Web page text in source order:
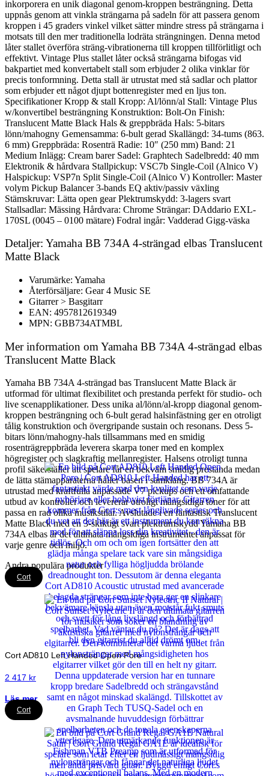
inkorporera en unik diagonal genom-kroppen besträngning. Detta
uppnås genom att vinkla strängarna på sadeln för att passera genom
kroppen i 45 graders vinkel vilket sätter mindre stress på strängarna i
motsats till den mer traditionella lodräta strängningen. Denna metod
låter stallet överföra sträng-vibrationerna till kroppen tillförlitligt och
effektivt. Vintage Plus stallet låter också strängarna bifogas vid
bakpartiet med konvertabelt stall som erbjuder 2 olika vinklar för
precis tonformning. Detta stall är utrustat med stå sadlar och plattor
som erbjuder ett något djupt bottenregister med en ljus ton.
Specifikationer Kropp & stall Kropp: Al/lönn/al Stall: Vintage Plus
w/konvertibel besträngning Konstruktion: Bolt-On Finish:
Translucent Matte Black Hals & greppbräda Hals: 5-bitars
lönn/mahogny Gemensamma: 6-bult gerad Skallängd: 34-tums (863.
6 mm) Greppbräda: Rosenträ Radie: 10″ (250 mm) Band: 21
Medium Inlägg: Cream barer Sadel: Graphtech Sadelbredd: 40 mm
Elektronik & hårdvara Stallpickup: VSC7b Single-Coil (Alnico V)
Halspickup: VSP7n Split Single-Coil (Alnico V) Kontroller: Master
volym Pickup Balancer 3-bands EQ aktiv/passiv växling
Stämskruvar: Lätta open gear Plektrumskydd: 3-lagers svart
Stallsadlar: Mässing Hårdvara: Chrome Strängar: DAddario EXL-
170SL (0045 – 0100 mätare) Fodral ingår: Vadderad Gigg-väska
Detaljer: Yamaha BB 734A 4-strängad elbas Translucent
Matte Black
Varumärke: Yamaha
Återförsäljare: Gear 4 Music SE
Gitarrer > Basgitarr
EAN: 4957812619349
MPN: GBB734ATMBL
Mer information om Yamaha BB 734A 4-strängad elbas
Translucent Matte Black
Yamaha BB 734A 4-strängad bas Translucent Matte Black är
utformad för ultimat flexibilitet och prestanda perfekt för studio- och
live scenapplikationer. Dess unika al/lönn/al-kropp diagonal genom-
kroppen besträngning och 6-bult gerad halsinfästning ger en otroligt
tålig konstruktion och övergripande sustain och resonans. Dess 5-
bitars lönn/mahogny-hals tillsammans med en smidig
rosenträgreppbräda leverera skarpa toner med en komplex
högregister och slagkraftig mellanregister. Halsens otroligt tunna
profil säkerställer att spelare får en bekväm smidig prestanda medan
de lätta stämapparaterna håller basen i samklang. BB 734A är
utrustad med kraftfulla anpassade V7 pickups och ett omfattande
utbud av kontroller och levererar otroligt mångsidiga toner för att
passa en rad olika musikstilar. Avslutade i en fantastisk Translucent
Matte Black med en 3-skiktigt svart plektrumskydd Yamaha BB
734A elbas är det ultimata mångsidiga instrumentet anpassat för
varje genre och miljö.
Andra populära produkter
Cort
Cort AD810 Left Handed Open Pore
2 417 kr
Läs mer
Cort